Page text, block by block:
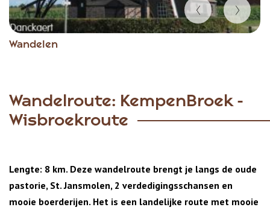
Wandelen
Item
Wandelroute: KempenBroek -
Wisbroekroute
Lengte: 8 km. Deze wandelroute brengt je langs de oude
pastorie, St. Jansmolen, 2 verdedigingsschansen en
mooie boerderijen. Het is een landelijke route met mooie